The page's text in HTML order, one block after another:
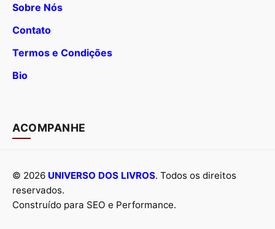
Sobre Nós
Contato
Termos e Condições
Bio
ACOMPANHE
© 2026 UNIVERSO DOS LIVROS. Todos os direitos
reservados.
Construído para SEO e Performance.